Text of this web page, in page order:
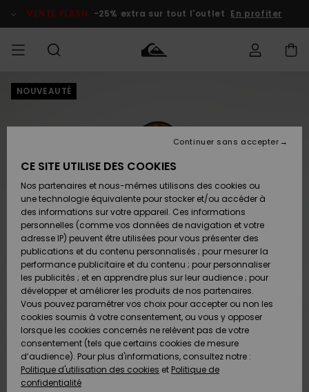
l'information
le
VENTE FLASH -25% extra sur tout l'outlet En profiter
HOMME
Accessoires
Chaussures
& Tongs
Surf
Snow
Nouveautés
Accessoires
Chaussures
& Tongs
Surf
Snow
Nouveautés
FEMME
Nouveautés
A
Découvrir
Snow
SURF
Enfant
Highlights
Communauté
SNOW
Homme
Snow
Shop
Enfant
Snow
Shop
Femme
A
Découvrir
Communauté
VENTE
FLASH
Enfant
Outlet
Femme
Préférences
Langue Et
Région
Nederlands
Retours
Paiement
Carte
Cadeau
Quiksilver
Freedom
Protection
des données
NOUVEAUTÉ
CE SITE UTILISE DES COOKIES
Nos partenaires et nous-mêmes utilisons des cookies ou
une technologie équivalente pour stocker et/ou accéder à
des informations sur votre appareil. Ces informations
personnelles (comme vos données de navigation et votre
adresse IP) peuvent être utilisées pour vous présenter des
publications et du contenu personnalisés ; pour mesurer la
performance publicitaire et du contenu ; pour personnaliser
les publicités ; et en apprendre plus sur leur audience ; pour
développer et améliorer les produits de nos partenaires.
Vous pouvez paramétrer vos choix pour accepter ou non les
cookies soumis à votre consentement, ou vous y opposer
lorsque les cookies concernés ne relèvent pas de votre
consentement (tels que certains cookies de mesure
d’audience). Pour plus d'informations, consultez notre :
Politique d'utilisation des cookies et Politique de
confidentialité
Continuer sans accepter